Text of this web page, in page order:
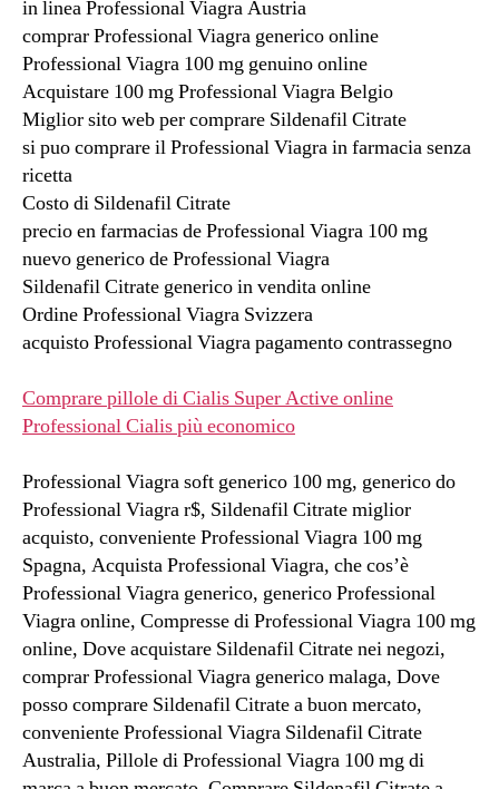
in linea Professional Viagra Austria
comprar Professional Viagra generico online
Professional Viagra 100 mg genuino online
Acquistare 100 mg Professional Viagra Belgio
Miglior sito web per comprare Sildenafil Citrate
si puo comprare il Professional Viagra in farmacia senza
ricetta
Costo di Sildenafil Citrate
precio en farmacias de Professional Viagra 100 mg
nuevo generico de Professional Viagra
Sildenafil Citrate generico in vendita online
Ordine Professional Viagra Svizzera
acquisto Professional Viagra pagamento contrassegno
Comprare pillole di Cialis Super Active online
Professional Cialis più economico
Professional Viagra soft generico 100 mg, generico do
Professional Viagra r$, Sildenafil Citrate miglior
acquisto, conveniente Professional Viagra 100 mg
Spagna, Acquista Professional Viagra, che cos’è
Professional Viagra generico, generico Professional
Viagra online, Compresse di Professional Viagra 100 mg
online, Dove acquistare Sildenafil Citrate nei negozi,
comprar Professional Viagra generico malaga, Dove
posso comprare Sildenafil Citrate a buon mercato,
conveniente Professional Viagra Sildenafil Citrate
Australia, Pillole di Professional Viagra 100 mg di